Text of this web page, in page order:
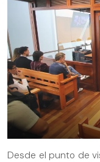
Desde el punto de